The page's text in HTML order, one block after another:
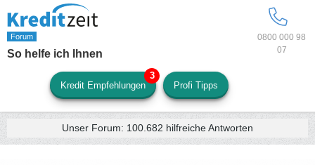
0800 000 98
07
So helfe ich Ihnen
Kredit Empfehlungen Profi Tipps
Unser Forum: 100.682 hilfreiche Antworten